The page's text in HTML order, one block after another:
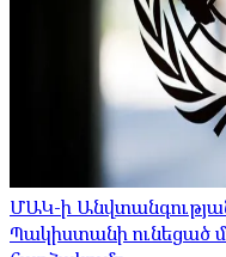
ՄԱԿ-ի
Պակիստանի ունեցած